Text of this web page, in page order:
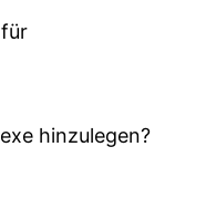
hinzulegen?